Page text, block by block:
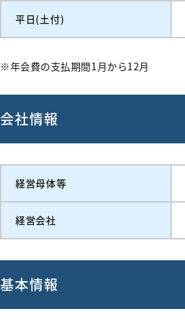
平日(土付)
※年会費の支払期間1月から12月
会社情報
経営⺟体等
経営会社
基本情報